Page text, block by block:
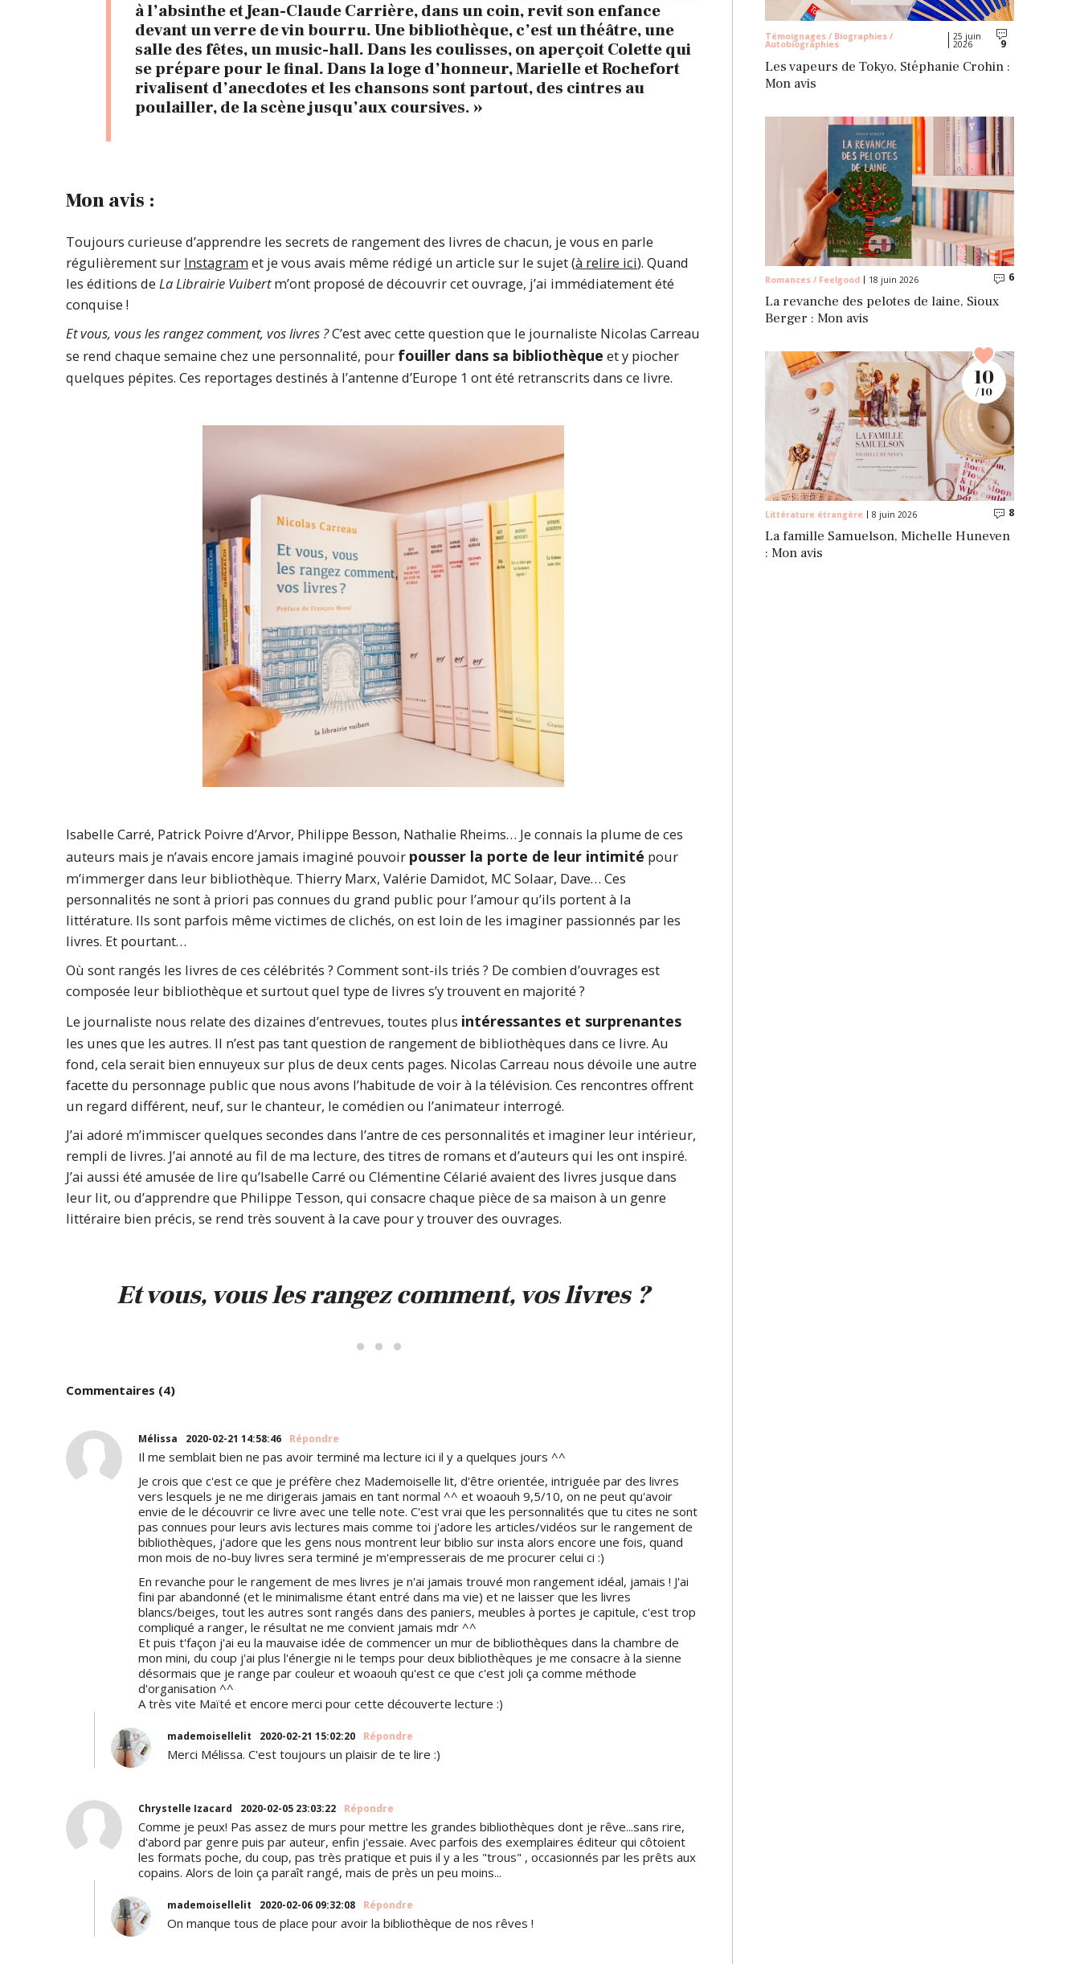
à l’absinthe et Jean-Claude Carrière, dans un coin, revit son enfance
devant un verre de vin bourru. Une bibliothèque, c’est un théâtre, une
salle des fêtes, un music-hall. Dans les coulisses, on aperçoit Colette qui
se prépare pour le final. Dans la loge d’honneur, Marielle et Rochefort
rivalisent d’anecdotes et les chansons sont partout, des cintres au
poulailler, de la scène jusqu’aux coursives. »
Mon avis :
Toujours curieuse d’apprendre les secrets de rangement des livres de chacun, je vous en parle
régulièrement sur Instagram et je vous avais même rédigé un article sur le sujet (à relire ici). Quand
les éditions de La Librairie Vuibertm’ont proposé de découvrir cet ouvrage, j’ai immédiatement été
conquise !
Et vous, vous les rangez comment, vos livres ?C’est avec cette question que le journaliste Nicolas Carreau
se rend chaque semaine chez une personnalité, pour fouiller dans sa bibliothèque et y piocher
quelques pépites. Ces reportages destinés à l’antenne d’Europe 1 ont été retranscrits dans ce livre.
Isabelle Carré, Patrick Poivre d’Arvor, Philippe Besson, Nathalie Rheims… Je connais la plume de ces
auteurs mais je n’avais encore jamais imaginé pouvoir pousser la porte de leur intimité pour
m’immerger dans leur bibliothèque. Thierry Marx, Valérie Damidot, MC Solaar, Dave… Ces
personnalités ne sont à priori pas connues du grand public pour l’amour qu’ils portent à la
littérature. Ils sont parfois même victimes de clichés, on est loin de les imaginer passionnés par les
livres. Et pourtant…
Où sont rangés les livres de ces célébrités ? Comment sont-ils triés ? De combien d’ouvrages est
composée leur bibliothèque et surtout quel type de livres s’y trouvent en majorité ?
Le journaliste nous relate des dizaines d’entrevues, toutes plus intéressantes et surprenantes
les unes que les autres. Il n’est pas tant question de rangement de bibliothèques dans ce livre. Au
fond, cela serait bien ennuyeux sur plus de deux cents pages. Nicolas Carreau nous dévoile une autre
facette du personnage public que nous avons l’habitude de voir à la télévision. Ces rencontres offrent
un regard différent, neuf, sur le chanteur, le comédien ou l’animateur interrogé.
J’ai adoré m’immiscer quelques secondes dans l’antre de ces personnalités et imaginer leur intérieur,
rempli de livres. J’ai annoté au fil de ma lecture, des titres de romans et d’auteurs qui les ont inspiré.
J’ai aussi été amusée de lire qu’Isabelle Carré ou Clémentine Célarié avaient des livres jusque dans
leur lit, ou d’apprendre que Philippe Tesson, qui consacre chaque pièce de sa maison à un genre
littéraire bien précis, se rend très souvent à la cave pour y trouver des ouvrages.
Et vous, vous les rangez comment, vos livres ?
Commentaires (4)
Mélissa 2020-02-21 14:58:46 Répondre
Il me semblait bien ne pas avoir terminé ma lecture ici il y a quelques jours ^^
Je crois que c'est ce que je préfère chez Mademoiselle lit, d'être orientée, intriguée par des livres
vers lesquels je ne me dirigerais jamais en tant normal ^^ et woaouh 9,5/10, on ne peut qu'avoir
envie de le découvrir ce livre avec une telle note. C'est vrai que les personnalités que tu cites ne sont
pas connues pour leurs avis lectures mais comme toi j'adore les articles/vidéos sur le rangement de
bibliothèques, j'adore que les gens nous montrent leur biblio sur insta alors encore une fois, quand
mon mois de no-buy livres sera terminé je m'empresserais de me procurer celui ci :)
En revanche pour le rangement de mes livres je n'ai jamais trouvé mon rangement idéal, jamais ! J'ai
fini par abandonné (et le minimalisme étant entré dans ma vie) et ne laisser que les livres
blancs/beiges, tout les autres sont rangés dans des paniers, meubles à portes je capitule, c'est trop
compliqué a ranger, le résultat ne me convient jamais mdr ^^
Et puis t'façon j'ai eu la mauvaise idée de commencer un mur de bibliothèques dans la chambre de
mon mini, du coup j'ai plus l'énergie ni le temps pour deux bibliothèques je me consacre à la sienne
désormais que je range par couleur et woaouh qu'est ce que c'est joli ça comme méthode
d'organisation ^^
A très vite Maïté et encore merci pour cette découverte lecture :)
mademoisellelit 2020-02-21 15:02:20 Répondre
Merci Mélissa. C'est toujours un plaisir de te lire :)
Chrystelle Izacard 2020-02-05 23:03:22 Répondre
Comme je peux! Pas assez de murs pour mettre les grandes bibliothèques dont je rêve...sans rire,
d'abord par genre puis par auteur, enfin j'essaie. Avec parfois des exemplaires éditeur qui côtoient
les formats poche, du coup, pas très pratique et puis il y a les "trous" , occasionnés par les prêts aux
copains. Alors de loin ça paraît rangé, mais de près un peu moins...
mademoisellelit 2020-02-06 09:32:08 Répondre
On manque tous de place pour avoir la bibliothèque de nos rêves !
Témoignages / Biographies /
Autobiographies
25 juin
2026 9Commentaires
Les vapeurs de Tokyo, Stéphanie Crohin :
Mon avis
Romances / Feelgood 18 juin 2026 6
La revanche des pelotes de laine, Sioux
Berger : Mon avis
Littérature étrangère 8 juin 2026 8
La famille Samuelson, Michelle Huneven
: Mon avis
10
/ 10